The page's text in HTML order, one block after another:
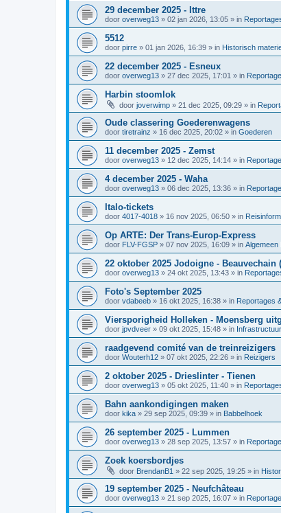
29 december 2025 - Ittre
door overweg13 » 02 jan 2026, 13:05 » in
5512
door pirre » 01 jan 2026, 16:39 » in Historisch
22 december 2025 - Esneux
door overweg13 » 27 dec 2025, 17:01 » in
Harbin stoomlok
door joverwimp » 21 dec 2025, 09:29 » in
Oude classering Goederenwagens
door tiretrainz » 16 dec 2025, 20:02 » in Goederen
11 december 2025 - Zemst
door overweg13 » 12 dec 2025, 14:14 » in
4 december 2025 - Waha
door overweg13 » 06 dec 2025, 13:36 » in
Italo-tickets
door 4017-4018 » 16 nov 2025, 06:50 » in
Op ARTE: Der Trans-Europ-Express
door FLV-FGSP » 07 nov 2025, 16:09 » in Algemeen
22 oktober 2025 Jodoigne - Beauvechain
door overweg13 » 24 okt 2025, 13:43 » in
Foto's September 2025
door vdabeeb » 16 okt 2025, 16:38 » in Reportages
Viersporigheid Holleken - Moensberg
door jpvdveer » 09 okt 2025, 15:48 » in Infrastructuur
raadgevend comité van de treinreizigers
door Wouterh12 » 07 okt 2025, 22:26 » in Reizigers
2 oktober 2025 - Drieslinter - Tienen
door overweg13 » 05 okt 2025, 11:40 » in
Bahn aankondigingen maken
door kika » 29 sep 2025, 09:39 » in Babbelhoek
26 september 2025 - Lummen
door overweg13 » 28 sep 2025, 13:57 » in
Zoek koersbordjes
door BrendanB1 » 22 sep 2025, 19:25 » in
19 september 2025 - Neufchâteau
door overweg13 » 21 sep 2025, 16:07 » in